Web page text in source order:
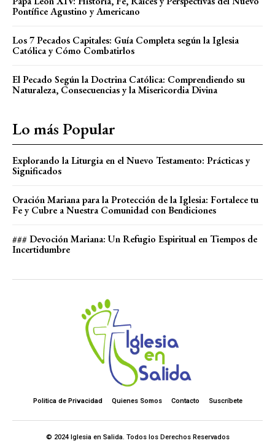
Pontífice Agustino y Americano
Los 7 Pecados Capitales: Guía Completa según la Iglesia
Católica y Cómo Combatirlos
El Pecado Según la Doctrina Católica: Comprendiendo su
Naturaleza, Consecuencias y la Misericordia Divina
Lo más Popular
Explorando la Liturgia en el Nuevo Testamento: Prácticas y
Significados
Oración Mariana para la Protección de la Iglesia: Fortalece tu
Fe y Cubre a Nuestra Comunidad con Bendiciones
### Devoción Mariana: Un Refugio Espiritual en Tiempos de
Incertidumbre
Politica de Privacidad Quienes Somos Contacto Suscríbete
© 2024 Iglesia en Salida. Todos los Derechos Reservados